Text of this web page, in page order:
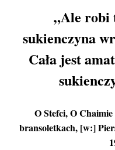
„Ale robi
sukienczyna
Cała jest
O Stefci, O
bransoletkach, [w:]